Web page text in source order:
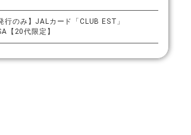
行のみ】JALカード「CLUB EST」
【20代限定】